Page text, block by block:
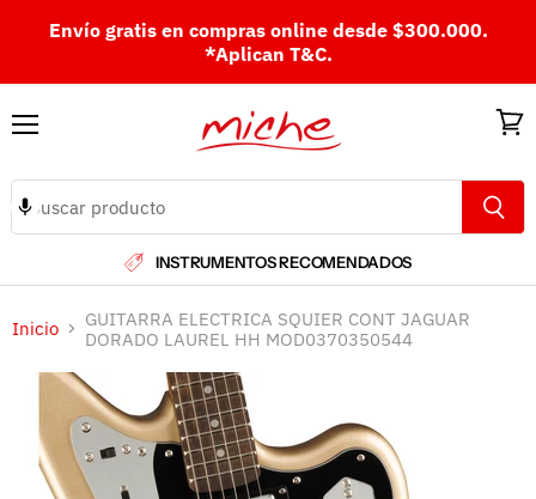
Envío gratis en compras online desde $300.000.
*Aplican T&C.
INSTRUMENTOS RECOMENDADOS
Inicio
GUITARRA ELECTRICA SQUIER CONT JAGUAR
DORADO LAUREL HH MOD0370350544